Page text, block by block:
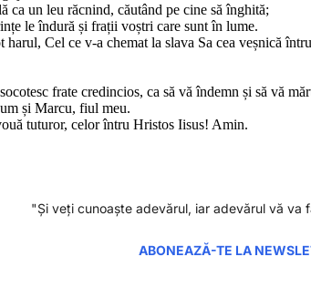
un leu răcnind, căutând pe cine să înghită;
le îndură și frații voștri care sunt în lume.
Cel ce v-a chemat la slava Sa cea veșnică
frate credincios, ca să vă îndemn și să vă
și Marcu, fiul meu.
tuturor, celor întru Hristos Iisus! Amin.
"Şi veţi cunoaşte adevărul, iar adevărul vă va
ABONEAZĂ-TE LA